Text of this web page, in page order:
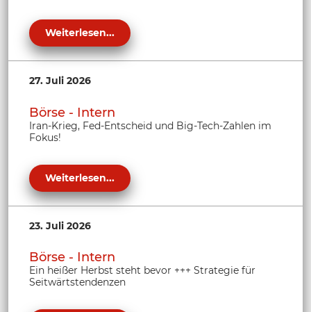
Weiterlesen...
27. Juli 2026
Börse - Intern
Iran-Krieg, Fed-Entscheid und Big-Tech-Zahlen im
Fokus!
Weiterlesen...
23. Juli 2026
Börse - Intern
Ein heißer Herbst steht bevor +++ Strategie für
Seitwärtstendenzen